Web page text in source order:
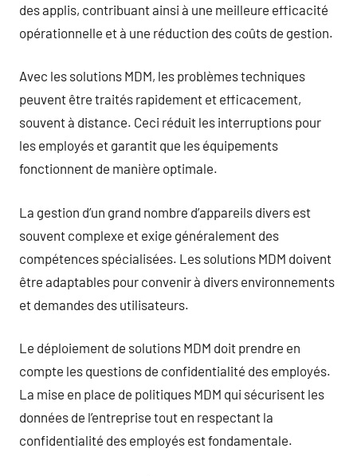
des applis, contribuant ainsi à une meilleure efficacité
opérationnelle et à une réduction des coûts de gestion.
Avec les solutions MDM, les problèmes techniques
peuvent être traités rapidement et efficacement,
souvent à distance. Ceci réduit les interruptions pour
les employés et garantit que les équipements
fonctionnent de manière optimale.
La gestion d’un grand nombre d’appareils divers est
souvent complexe et exige généralement des
compétences spécialisées. Les solutions MDM doivent
être adaptables pour convenir à divers environnements
et demandes des utilisateurs.
Le déploiement de solutions MDM doit prendre en
compte les questions de confidentialité des employés.
La mise en place de politiques MDM qui sécurisent les
données de l’entreprise tout en respectant la
confidentialité des employés est fondamentale.